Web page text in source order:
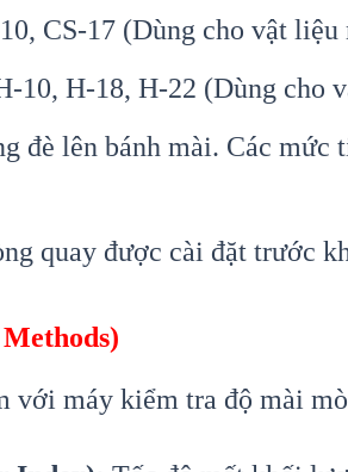
CS-17 (Dùng cho vật
10, H-18, H-22 (Dùng cho
đè lên bánh mài. Các mức
quay được cài đặt trước
máy kiểm tra độ mài